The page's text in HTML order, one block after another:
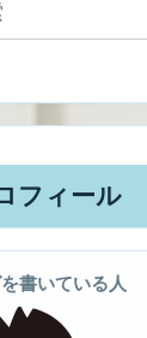
フィール
書いている人